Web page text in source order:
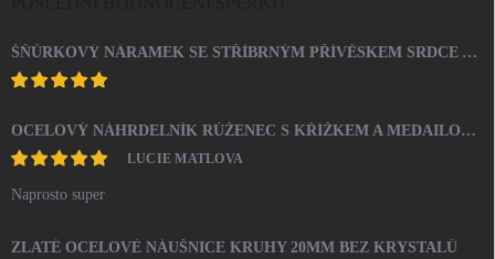
ŠŇŮRKOVÝ NÁRAMEK SE STŘÍBRNÝM PŘÍVĚSKEM SRDCE A KRYSTALY SWAROVSKI CRYSTAL (STŘÍBRO 925/1000)
OCELOVÝ NÁHRDELNÍK RŮŽENEC S KŘÍŽKEM A MEDAILONEM
LUCIE MATLOVA
Naprosto super
ZLATÉ OCELOVÉ NÁUŠNICE KRUHY 20MM BEZ KRYSTALŮ